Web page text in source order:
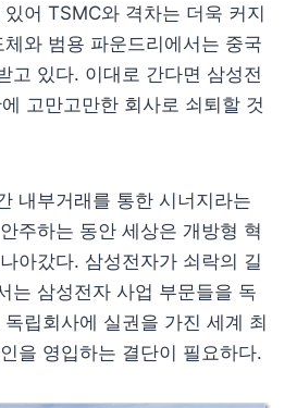
어 TSMC와 격차는 더욱 커지
와 범용 파운드리에서는 중국
고 있다. 이대로 간다면 삼성전
고만고만한 회사로 쇠퇴할 것
내부거래를 통한 시너지라는
주하는 동안 세상은 개방형 혁
아갔다. 삼성전자가 쇠락의 길
는 삼성전자 사업 부문들을 독
립회사에 실권을 가진 세계 최
을 영입하는 결단이 필요하다.